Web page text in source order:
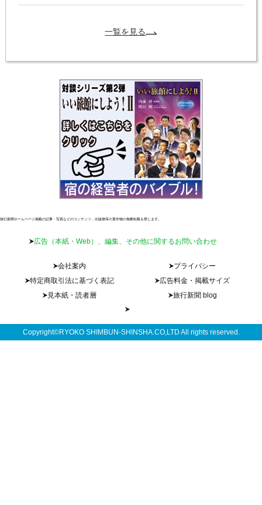
一覧を見る
旅行新聞ホームページ掲載の記事・写真などのコンテンツ、出版物等の著作物の無断転載を禁じます。
広告（本紙・Web）、編集、その他に関するお問い合わせ
会社案内
プライバシー
特定商取引法に基づく表記
広告料金・掲載サイズ
見本紙・読者層
旅行新聞 blog
Copyright©RYOKO SHIMBUN-SHINSHA.CO,LTD All rights reserved.